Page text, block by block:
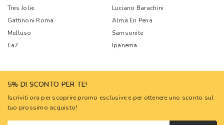
Tres Jolie
Luciano Barachini
Gattinoni Roma
Alma En Pena
Melluso
Samsonite
Ea7
Ipanema
5% DI SCONTO PER TE!
Iscriviti ora per scoprire promo esclusive e per ottenere uno sconto sul
tuo prossimo acquisto!